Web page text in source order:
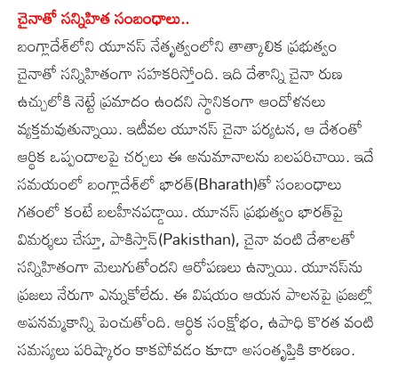
చైనాతో సన్నిహిత సంబంధాలు..
బంగ్లాదేశ్‌లోని యూనస్‌ నేతృత్వంలోని తాత్కాలిక ప్రభుత్వం
చైనాతో సన్నిహితంగా సహకరిస్తోంది. ఇది దేశాన్ని చైనా రుణ
ఉచ్చులోకి నెట్టే ప్రమాదం ఉందని స్థానికంగా ఆందోళనలు
వ్యక్తమవుతున్నాయి. ఇటీవల యూనస్‌ చైనా పర్యటన, ఆ దేశంతో
ఆర్థిక ఒప్పందాలపై చర్చలు ఈ అనుమానాలను బలపరిచాయి. ఇదే
సమయంలో బంగ్లాదేశ్‌లో భారత్‌(Bharath)తో సంబంధాలు
గతంలో కంటే బలహీనపడ్డాయి. యూనస్‌ ప్రభుత్వం భారత్‌పై
విమర్శలు చేస్తూ, పాకిస్తాన్(Pakisthan), చైనా వంటి దేశాలతో
సన్నిహితంగా మెలుగుతోందని ఆరోపణలు ఉన్నాయి. యూనస్‌ను
ప్రజలు నేరుగా ఎన్నుకోలేదు. ఈ విషయం ఆయన పాలనపై ప్రజల్లో
అపనమ్మకాన్ని పెంచుతోంది. ఆర్థిక సంక్షోభం, ఉపాధి కొరత వంటి
సమస్యలు పరిష్కారం కాకపోవడం కూడా అసంతృప్తికి కారణం.